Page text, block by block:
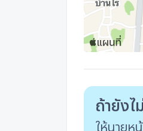
ถ้ายังไ
ให้นายห